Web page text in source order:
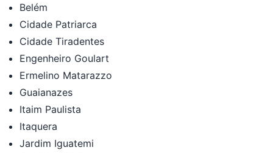
Belém
Cidade Patriarca
Cidade Tiradentes
Engenheiro Goulart
Ermelino Matarazzo
Guaianazes
Itaim Paulista
Itaquera
Jardim Iguatemi